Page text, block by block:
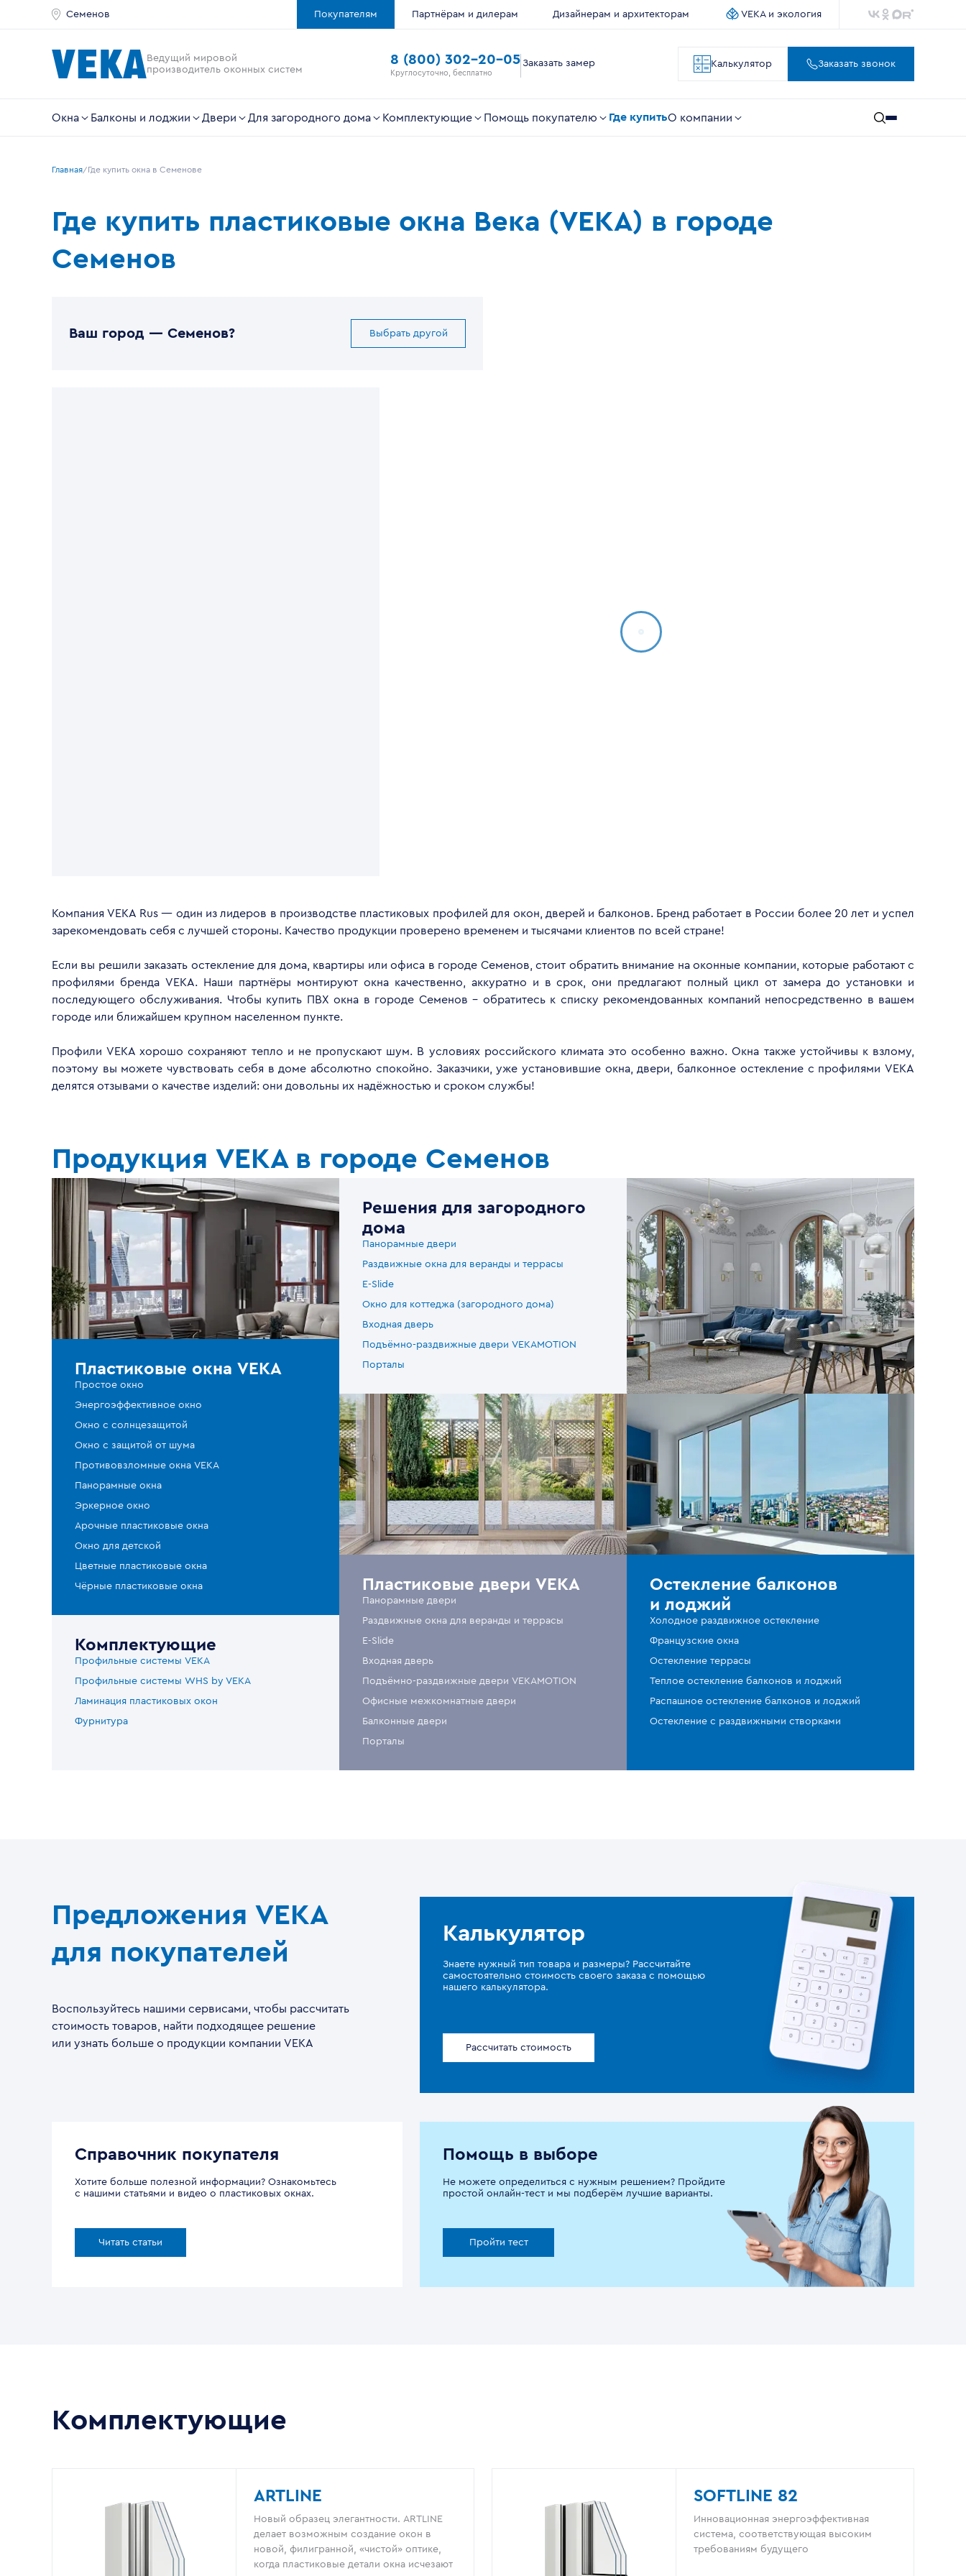
Семенов Покупателям Партнёрам и дилерам Дизайнерам и архитекторам VEKA и экология
Ведущий мировой
производитель оконных систем
8 (800) 302-20-05
Круглосуточно, бесплатно
Заказать замер Калькулятор Заказать звонок
Окна Балконы и лоджии Двери Для загородного дома Комплектующие Помощь покупателю Где купитьО компании
Главная Где купить окна в Семенове
Где купить пластиковые окна Века (VEKA) в городе
Семенов
Ваш город — Семенов? Выбрать другой
Компания VEKA Rus — один из лидеров в производстве пластиковых профилей для окон, дверей и балконов. Бренд работает в России более 20 лет и успел
зарекомендовать себя с лучшей стороны. Качество продукции проверено временем и тысячами клиентов по всей стране!
Если вы решили заказать остекление для дома, квартиры или офиса в городе Семенов, стоит обратить внимание на оконные компании, которые работают с
профилями бренда VEKA. Наши партнёры монтируют окна качественно, аккуратно и в срок, они предлагают полный цикл от замера до установки и
последующего обслуживания. Чтобы купить ПВХ окна в городе Семенов - обратитесь к списку рекомендованных компаний непосредственно в вашем
городе или ближайшем крупном населенном пункте.
Профили VEKA хорошо сохраняют тепло и не пропускают шум. В условиях российского климата это особенно важно. Окна также устойчивы к взлому,
поэтому вы можете чувствовать себя в доме абсолютно спокойно. Заказчики, уже установившие окна, двери, балконное остекление с профилями VEKA
делятся отзывами о качестве изделий: они довольны их надёжностью и сроком службы!
Продукция VEKA в городе Семенов
Пластиковые окна VEKA
Простое окно
Энергоэффективное окно
Окно с солнцезащитой
Окно с защитой от шума
Противовзломные окна VEKA
Панорамные окна
Эркерное окно
Арочные пластиковые окна
Окно для детской
Цветные пластиковые окна
Чёрные пластиковые окна
Комплектующие
Профильные системы VEKA
Профильные системы WHS by VEKA
Ламинация пластиковых окон
Фурнитура
Решения для загородного
дома
Панорамные двери
Раздвижные окна для веранды и террасы
E-Slide
Окно для коттеджа (загородного дома)
Входная дверь
Подъёмно-раздвижные двери VEKAMOTION
Порталы
Пластиковые двери VEKA
Панорамные двери
Раздвижные окна для веранды и террасы
E-Slide
Входная дверь
Подъёмно-раздвижные двери VEKAMOTION
Офисные межкомнатные двери
Балконные двери
Порталы
Остекление балконов
и лоджий
Холодное раздвижное остекление
Французские окна
Остекление террасы
Теплое остекление балконов и лоджий
Распашное остекление балконов и лоджий
Остекление с раздвижными створками
Предложения VEKA
для покупателей
Воспользуйтесь нашими сервисами, чтобы рассчитать
стоимость товаров, найти подходящее решение
или узнать больше о продукции компании VEKA
Калькулятор
Знаете нужный тип товара и размеры? Рассчитайте
самостоятельно стоимость своего заказа с помощью
нашего калькулятора.
Рассчитать стоимость
Справочник покупателя
Хотите больше полезной информации? Ознакомьтесь
с нашими статьями и видео о пластиковых окнах.
Читать статьи
Помощь в выборе
Не можете определиться с нужным решением? Пройдите
простой онлайн-тест и мы подберём лучшие варианты.
Пройти тест
Комплектующие
ARTLINE
Новый образец элегантности. ARTLINE
делает возможным создание окон в
новой, филигранной, «чистой» оптике,
когда пластиковые детали окна исчезают
SOFTLINE 82
Инновационная энергоэффективная
система, соответствующая высоким
требованиям будущего